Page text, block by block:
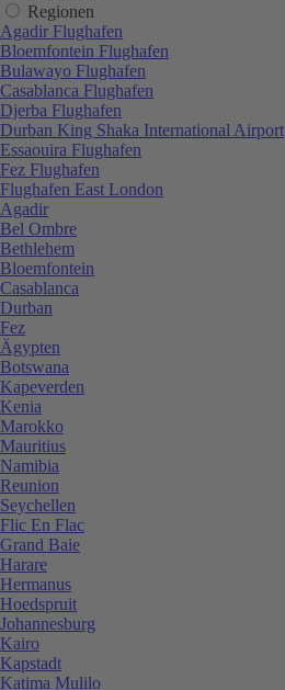
Regionen
Agadir Flughafen
Bloemfontein Flughafen
Bulawayo Flughafen
Casablanca Flughafen
Djerba Flughafen
Durban King Shaka International Airport
Essaouira Flughafen
Fez Flughafen
Flughafen East London
Agadir
Bel Ombre
Bethlehem
Bloemfontein
Casablanca
Durban
Fez
Ägypten
Botswana
Kapeverden
Kenia
Marokko
Mauritius
Namibia
Reunion
Seychellen
Flic En Flac
Grand Baie
Harare
Hermanus
Hoedspruit
Johannesburg
Kairo
Kapstadt
Katima Mulilo